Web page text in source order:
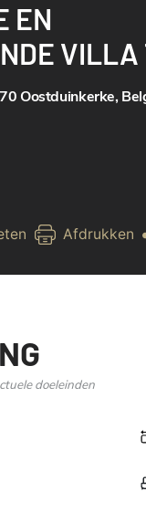
EN
VILLA
Oostduinkerke,
Afdrukken
doeleinden